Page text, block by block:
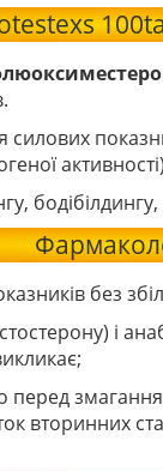
без
і
перед
вторинних